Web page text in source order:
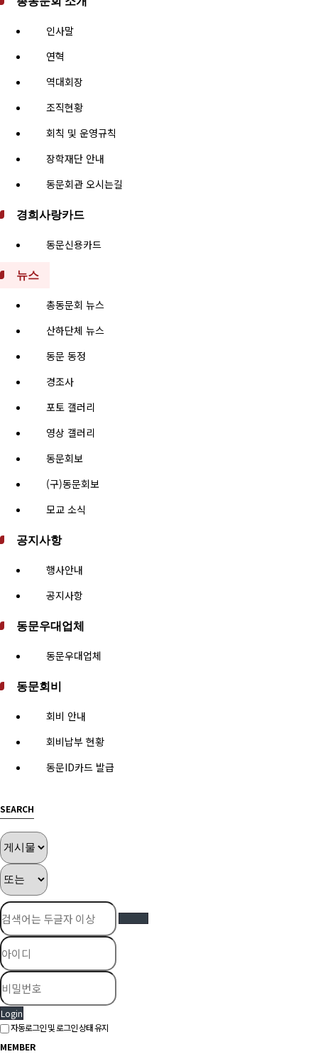
인사말
연혁
역대회장
조직현황
회칙 및 운영규칙
장학재단 안내
동문회관 오시는길
경희사랑카드
동문신용카드
뉴스
총동문회 뉴스
산하단체 뉴스
동문 동정
경조사
포토 갤러리
영상 갤러리
동문회보
(구)동문회보
모교 소식
공지사항
행사안내
공지사항
동문우대업체
동문우대업체
동문회비
회비 안내
회비납부 현황
동문ID카드 발급
SEARCH
Login
자동로그인 및 로그인 상태 유지
MEMBER